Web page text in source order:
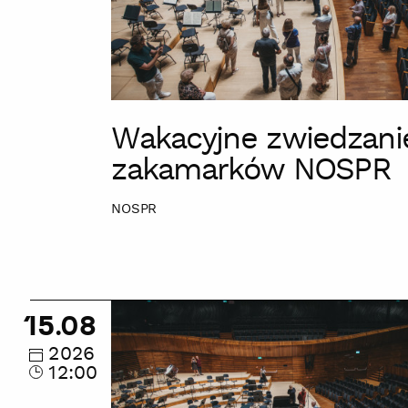
Wakacyjne
zakamarków NOSPR
NOSPR
Wakacyjne
zwiedzanie
zakamarków
NOSPR
15.08
2026
12:00